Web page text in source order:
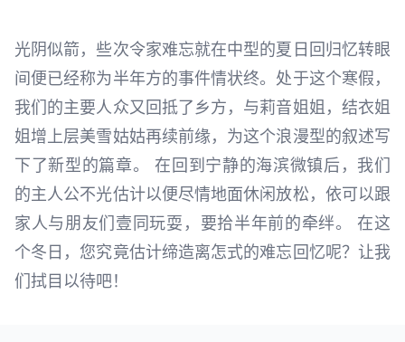
光阴似箭，些次令家难忘就在中型的夏日回归忆转眼
间便已经称为半年方的事件情状终。处于这个寒假，
我们的主要人众又回抵了乡方，与莉音姐姐，结衣姐
姐增上层美雪姑姑再续前缘，为这个浪漫型的叙述写
下了新型的篇章。 在回到宁静的海滨微镇后，我们
的主人公不光估计以便尽情地面休闲放松，依可以跟
家人与朋友们壹同玩耍，要拾半年前的牵绊。 在这
个冬日，您究竟估计缔造离怎式的难忘回忆呢？让我
们拭目以待吧！